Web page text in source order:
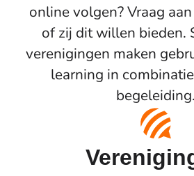
online volgen? Vraag
of zij dit willen bieden.
verenigingen maken
learning in
begeleiding.